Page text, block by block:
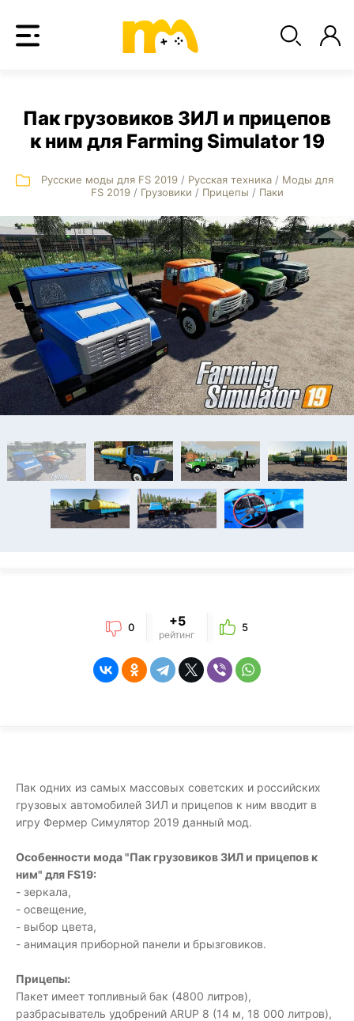
Пак грузовиков ЗИЛ и прицепов
к ним для Farming Simulator 19
Русские моды для FS 2019/ Русская техника/ Моды для
FS 2019/ Грузовики / Прицепы / Паки
0 +5
рейтинг
5
Пак одних из самых массовых советских и российских
грузовых автомобилей ЗИЛ и прицепов к ним вводит в
игру Фермер Симулятор 2019 данный мод.
Особенности мода "Пак грузовиков ЗИЛ и прицепов к
ним" для FS19:
- зеркала,
- освещение,
- выбор цвета,
- анимация приборной панели и брызговиков.
Прицепы:
Пакет имеет топливный бак (4800 литров),
разбрасыватель удобрений ARUP 8 (14 м, 18 000 литров),